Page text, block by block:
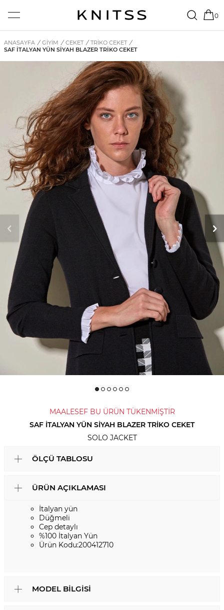
0
ANASAYFA / GİYİM / CEKET / TRIKO CEKET /
SAF İTALYAN YÜN SIYAH BLAZER TRIKO CEKET
MAALESEF BU ÜRÜN TÜKENMİŞTİR
SAF İTALYAN YÜN SIYAH BLAZER TRIKO CEKET
SOLO JACKET
ÖLÇÜ TABLOSU
ÜRÜN AÇIKLAMASI
İtalyan yün
Düğmeli
Cep detaylı
%100 İtalyan Yün
Ürün Kodu:200412710
MODEL BILGISI